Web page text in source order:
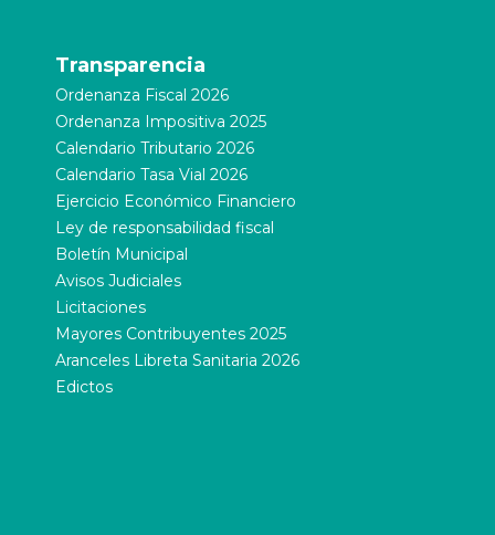
Transparencia
Ordenanza Fiscal 2026
Ordenanza Impositiva 2025
Calendario Tributario 2026
Calendario Tasa Vial 2026
Ejercicio Económico Financiero
Ley de responsabilidad fiscal
Boletín Municipal
Avisos Judiciales
Licitaciones
Mayores Contribuyentes 2025
Aranceles Libreta Sanitaria 2026
Edictos